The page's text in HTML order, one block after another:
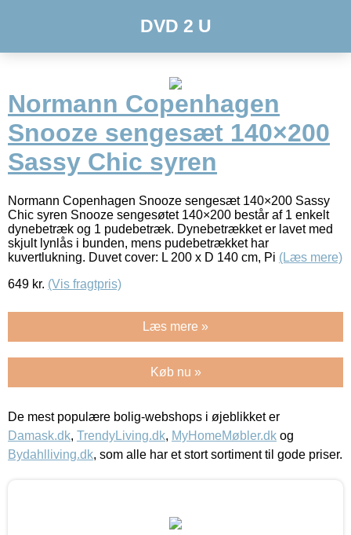
DVD 2 U
Normann Copenhagen
Snooze sengesæt 140×200
Sassy Chic syren
Normann Copenhagen Snooze sengesæt 140×200 Sassy
Chic syren Snooze sengesøtet 140×200 består af 1 enkelt
dynebetræk og 1 pudebetræk. Dynebetrækket er lavet med
skjult lynlås i bunden, mens pudebetrækket har
kuvertlukning. Duvet cover: L 200 x D 140 cm, Pi (Læs mere)
649 kr. (Vis fragtpris)
Læs mere »
Køb nu »
De mest populære bolig-webshops i øjeblikket er
Damask.dk, TrendyLiving.dk, MyHomeMøbler.dk og
Bydahlliving.dk, som alle har et stort sortiment til gode priser.